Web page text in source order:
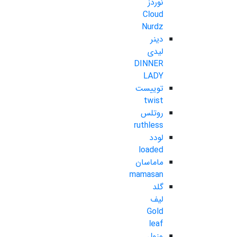
Cloud
Nurdz
دینر
لیدی
DINNER
LADY
توییست
twist
روتلس
ruthless
لودد
loaded
ماماسان
mamasan
گلد
لیف
Gold
leaf